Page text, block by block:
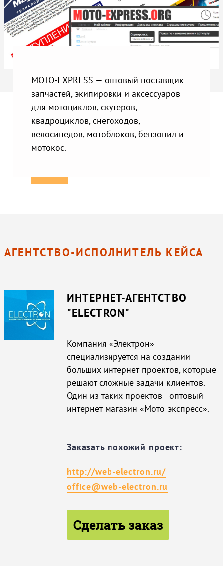
MOTO-EXPRESS — оптовый поставщик
запчастей, экипировки и аксессуаров
для мотоциклов, скутеров,
квадроциклов, снегоходов,
велосипедов, мотоблоков, бензопил и
мотокос.
АГЕНТСТВО-ИСПОЛНИТЕЛЬ КЕЙСА
ИНТЕРНЕТ-АГЕНТСТВО
"ELECTRON"
Компания «Электрон»
специализируется на создании
больших интернет-проектов, которые
решают сложные задачи клиентов.
Один из таких проектов - оптовый
интернет-магазин «Мото-экспресс».
Заказать похожий проект:
http://web-electron.ru/
office@web-electron.ru
Сделать заказ